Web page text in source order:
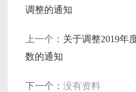
调整的通知
上一个： 关于调整2019年
数的通知
下一个：没有资料